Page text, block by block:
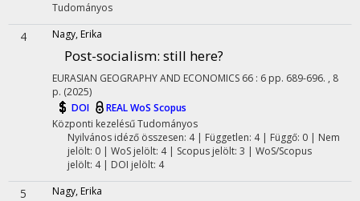
Tudományos
4 Nagy, Erika
Post-socialism: still here?
EURASIAN GEOGRAPHY AND ECONOMICS 66 : 6 pp. 689-696. , 8
p. (2025)
DOI
REALWoS Scopus
Központi kezelésűTudományos
Nyilvános idéző összesen: 4| Független: 4 | Függő: 0 | Nem
jelölt: 0 | WoS jelölt: 4 | Scopus jelölt: 3 | WoS/Scopus
jelölt: 4 | DOI jelölt: 4
5 Nagy, Erika